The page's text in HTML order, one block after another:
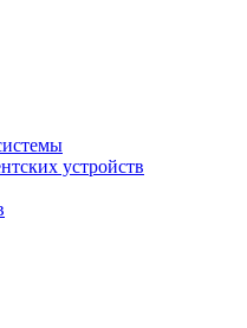
устройств